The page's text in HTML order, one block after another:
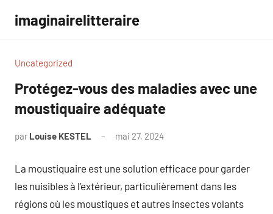
contenu
imaginairelitteraire
Uncategorized
Protégez-vous des maladies avec une
moustiquaire adéquate
par Louise KESTEL mai 27, 2024
La moustiquaire est une solution efficace pour garder
les nuisibles à l’extérieur, particulièrement dans les
régions où les moustiques et autres insectes volants